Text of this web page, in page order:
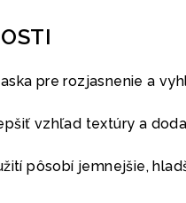
pre rozjasnenie a
vzhľad textúry a
pôsobí jemnejšie,